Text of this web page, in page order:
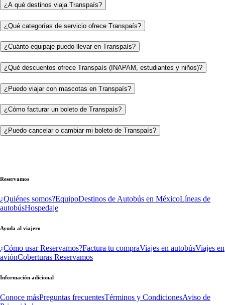
¿A qué destinos viaja Transpaís?
¿Qué categorías de servicio ofrece Transpaís?
¿Cuánto equipaje puedo llevar en Transpaís?
¿Qué descuentos ofrece Transpaís (INAPAM, estudiantes y niños)?
¿Puedo viajar con mascotas en Transpaís?
¿Cómo facturar un boleto de Transpaís?
¿Puedo cancelar o cambiar mi boleto de Transpaís?
Reservamos
¿Quiénes somos?EquipoDestinos de Autobús en MéxicoLíneas de
autobúsHospedaje
Ayuda al viajero
¿Cómo usar Reservamos?Factura tu compraViajes en autobúsViajes en
aviónCoberturas Reservamos
Información adicional
Conoce másPreguntas frecuentesTérminos y CondicionesAviso de